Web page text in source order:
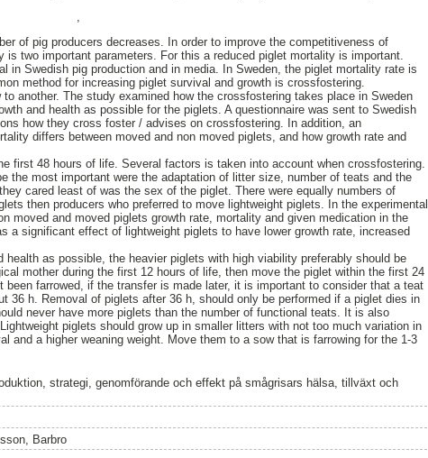
of pig producers decreases. In order to improve the competitiveness of
two important parameters. For this a reduced piglet mortality is important.
in Swedish pig production and in media. In Sweden, the piglet mortality rate is
method for increasing piglet survival and growth is crossfostering.
another. The study examined how the crossfostering takes place in Sweden
and health as possible for the piglets. A questionnaire was sent to Swedish
how they cross foster / advises on crossfostering. In addition, an
differs between moved and non moved piglets, and how growth rate and
first 48 hours of life. Several factors is taken into account when crossfostering.
the most important were the adaptation of litter size, number of teats and the
cared least of was the sex of the piglet. There were equally numbers of
then producers who preferred to move lightweight piglets. In the experimental
moved and moved piglets growth rate, mortality and given medication in the
a significant effect of lightweight piglets to have lower growth rate, increased
as possible, the heavier piglets with high viability preferably should be
mother during the first 12 hours of life, then move the piglet within the first 24
farrowed, if the transfer is made later, it is important to consider that a teat
36 h. Removal of piglets after 36 h, should only be performed if a piglet dies in
never have more piglets than the number of functional teats. It is also
piglets should grow up in smaller litters with not too much variation in
and a higher weaning weight. Move them to a sow that is farrowing for the 1-3
strategi, genomförande och effekt på smågrisars hälsa, tillväxt och
Barbro